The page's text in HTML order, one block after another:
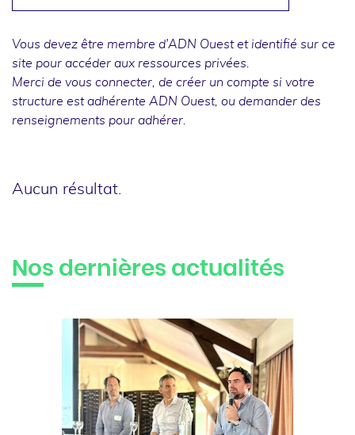
Vous devez être membre d'ADN Ouest et identifié sur ce
site pour accéder aux ressources privées.
Merci de vous connecter , de créer un compte si votre
structure est adhérente ADN Ouest, ou demander des
renseignements pour adhérer.
Aucun résultat.
Nos dernières actualités